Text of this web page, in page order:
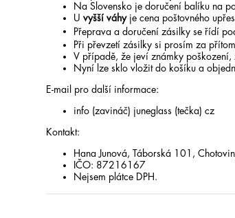
Na Slovensko je doručení balíku na
Uvyšší váhyje cena poštovného
Přeprava a doručení zásilky se řídí
Při převzetí zásilky si prosím za
V případě, že jeví známky poškození,
Nyní lze sklo vložit do košíku a
E-mail pro další informace:
info (zavináč) juneglass (tečka) cz
Kontakt:
Hana Junová, Táborská 101,
IČO: 87216167
Nejsem plátce DPH.